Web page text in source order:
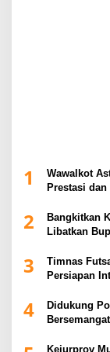
1
Wawalkot
Prestasi
2
Bangkitkan
Libatkan
3
Timnas
Persiapan
4
Didukung
Kejurprov